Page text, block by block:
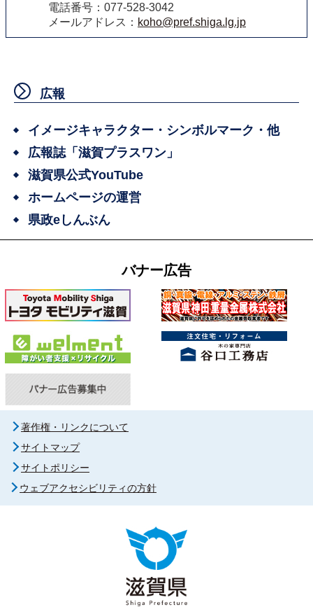
電話番号：077-528-3042
メールアドレス： koho@pref.shiga.lg.jp
広報
イメージキャラクター・シンボルマーク・他
広報誌「滋賀プラスワン」
滋賀県公式YouTube
ホームページの運営
県政eしんぶん
バナー広告
著作権・リンクについて
サイトマップ
サイトポリシー
ウェブアクセシビリティの方針